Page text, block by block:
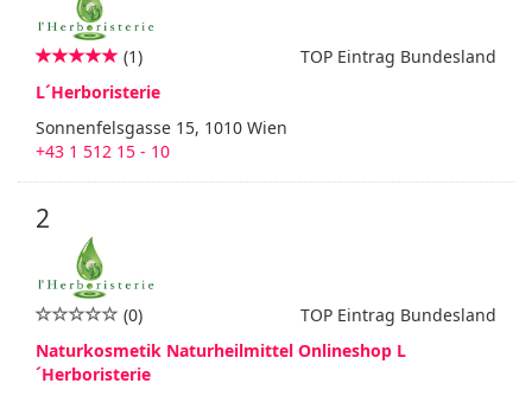
TOP Eintrag Bundesland
(1)
L´Herboristerie
Sonnenfelsgasse 15, 1010 Wien
+43 1 512 15 - 10
2
TOP Eintrag Bundesland
(0)
Naturkosmetik Naturheilmittel Onlineshop L
´Herboristerie